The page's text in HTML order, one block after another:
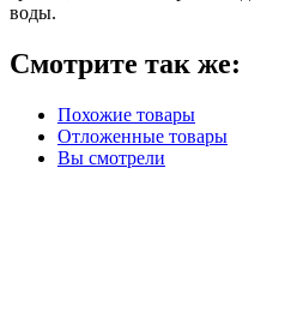
воды.
Смотрите так же:
Похожие товары
Отложенные товары
Вы смотрели